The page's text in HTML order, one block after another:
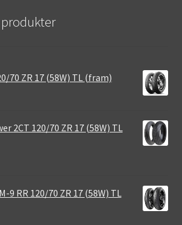
70 ZR 17 (58W) TL (fram)
2CT 120/70 ZR 17 (58W) TL
9 RR 120/70 ZR 17 (58W) TL